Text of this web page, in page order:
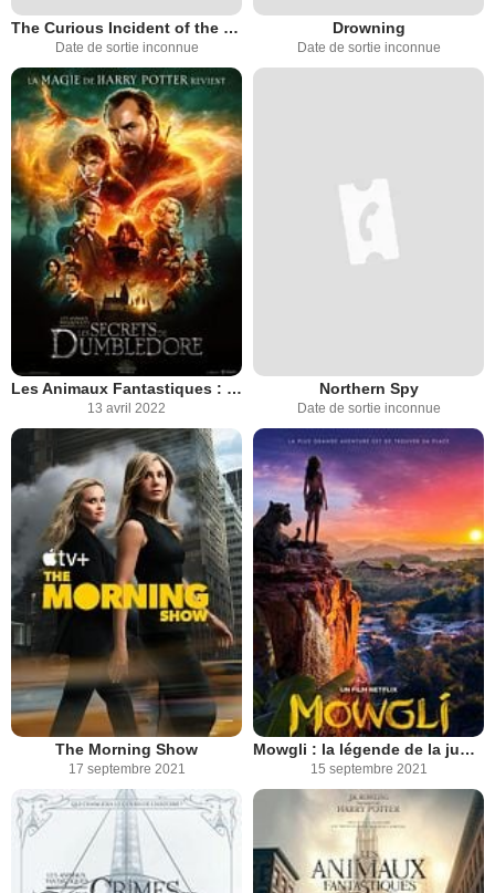
The Curious Incident of the Dog in the Night-Time
Date de sortie inconnue
Drowning
Date de sortie inconnue
Les Animaux Fantastiques : les Secrets de Dumbledore
13 avril 2022
Northern Spy
Date de sortie inconnue
The Morning Show
17 septembre 2021
Mowgli : la légende de la jungle
15 septembre 2021